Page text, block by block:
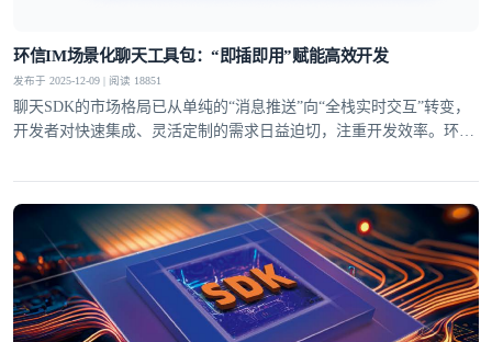
环信IM场景化聊天工具包：“即插即用”赋能高效开发
发布于 2025-12-09 | 阅读 18851
聊天SDK的市场格局已从单纯的“消息推送”向“全栈实时交互”转变，
开发者对快速集成、灵活定制的需求日益迫切，注重开发效率。环信
面覆盖，让开发者无需从零构建，轻松打造贴合业务的聊天场景。